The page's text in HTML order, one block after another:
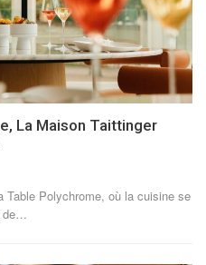
La Maison Taittinger
Table Polychrome, où la cuisine se
…